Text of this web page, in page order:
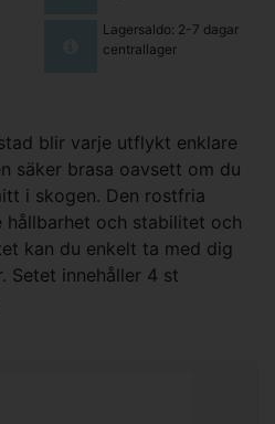
Lagersaldo: 2-7 dagar
centrallager
blir varje utflykt enklare
säker brasa oavsett om du
i skogen. Den rostfria
hållbarhet och stabilitet och
kan du enkelt ta med dig
Setet innehåller 4 st